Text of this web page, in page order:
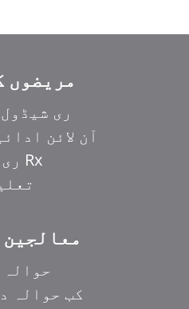
مریضوں
ری
آن لائن
Rx ری فل
کب حوالہ